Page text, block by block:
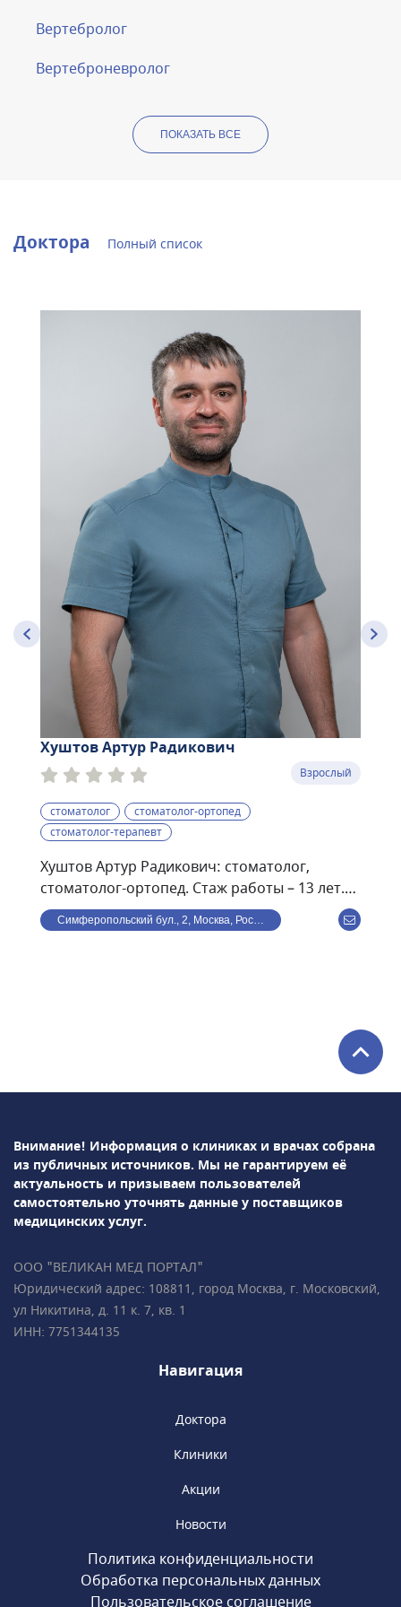
Вертебролог
Вертеброневролог
ПОКАЗАТЬ ВСЕ
Доктора Полный список
Хуштов Артур Радикович
Взрослый
стоматолог
стоматолог-ортопед
стоматолог-терапевт
Хуштов Артур Радикович: стоматолог,
стоматолог-ортопед. Стаж работы – 13 лет.
Стоматолог-терапевт. принимает взрослых
пациентов. Проводит плановые осмотры,
Симферопольский бул., 2, Москва, Россия
Внимание! Информация о клиниках и врачах собрана
из публичных источников. Мы не гарантируем её
актуальность и призываем пользователей
самостоятельно уточнять данные у поставщиков
медицинских услуг.
ООО "ВЕЛИКАН МЕД ПОРТАЛ"
Юридический адрес: 108811, город Москва, г. Московский,
ул Никитина, д. 11 к. 7, кв. 1
ИНН: 7751344135
Навигация
Доктора
Клиники
Акции
Новости
Политика конфиденциальности
Обработка персональных данных
Пользовательское соглашение